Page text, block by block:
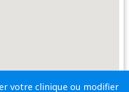
votre clinique ou modifier